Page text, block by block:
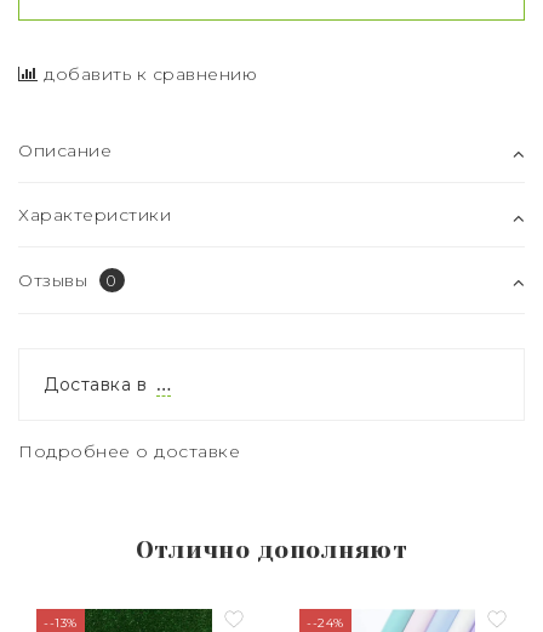
добавить к сравнению
Описание
Характеристики
Отзывы 0
Доставка в …
Подробнее о доставке
Отлично дополняют
--13% --24%